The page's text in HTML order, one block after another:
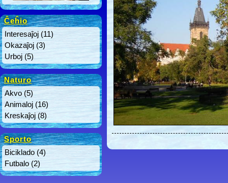
Ĉeĥio
Interesaĵoj (11)
Okazaĵoj (3)
Urboj (5)
Naturo
Akvo (5)
Animaloj (16)
Kreskaĵoj (8)
Sporto
Biciklado (4)
Futbalo (2)